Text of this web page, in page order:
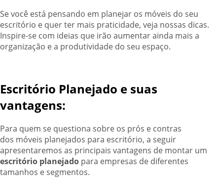
Se você está pensando em planejar os móveis do seu
escritório e quer ter mais praticidade, veja nossas dicas.
Inspire-se com ideias que irão aumentar ainda mais a
organização e a produtividade do seu espaço.
Escritório Planejado e suas
vantagens:
Para quem se questiona sobre os prós e contras
dos móveis planejados para escritório, a seguir
apresentaremos as principais vantagens de montar um
escritório planejado para empresas de diferentes
tamanhos e segmentos.